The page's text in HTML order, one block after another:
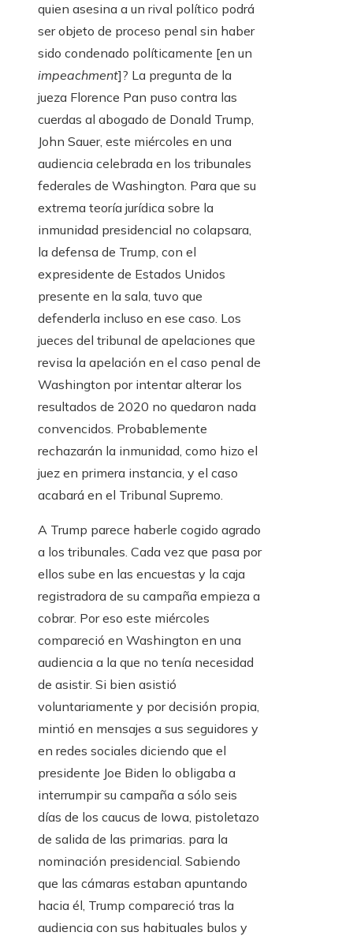
quien asesina a un rival político podrá
ser objeto de proceso penal sin haber
sido condenado políticamente [en un
impeachment]? La pregunta de la
jueza Florence Pan puso contra las
cuerdas al abogado de Donald Trump,
John Sauer, este miércoles en una
audiencia celebrada en los tribunales
federales de Washington. Para que su
extrema teoría jurídica sobre la
inmunidad presidencial no colapsara,
la defensa de Trump, con el
expresidente de Estados Unidos
presente en la sala, tuvo que
defenderla incluso en ese caso. Los
jueces del tribunal de apelaciones que
revisa la apelación en el caso penal de
Washington por intentar alterar los
resultados de 2020 no quedaron nada
convencidos. Probablemente
rechazarán la inmunidad, como hizo el
juez en primera instancia, y el caso
acabará en el Tribunal Supremo.
A Trump parece haberle cogido agrado
a los tribunales. Cada vez que pasa por
ellos sube en las encuestas y la caja
registradora de su campaña empieza a
cobrar. Por eso este miércoles
compareció en Washington en una
audiencia a la que no tenía necesidad
de asistir. Si bien asistió
voluntariamente y por decisión propia,
mintió en mensajes a sus seguidores y
en redes sociales diciendo que el
presidente Joe Biden lo obligaba a
interrumpir su campaña a sólo seis
días de los caucus de Iowa, pistoletazo
de salida de las primarias. para la
nominación presidencial. Sabiendo
que las cámaras estaban apuntando
hacia él, Trump compareció tras la
audiencia con sus habituales bulos y